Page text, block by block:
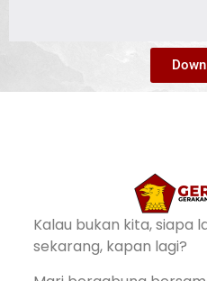
Kalau bukan kita, siapa
sekarang, kapan lagi?